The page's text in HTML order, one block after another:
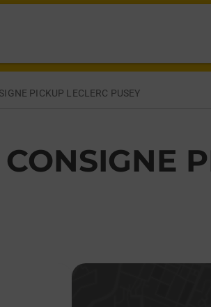
PICKUP LECLERC PUSEY
CONSIGNE
PUSEY,